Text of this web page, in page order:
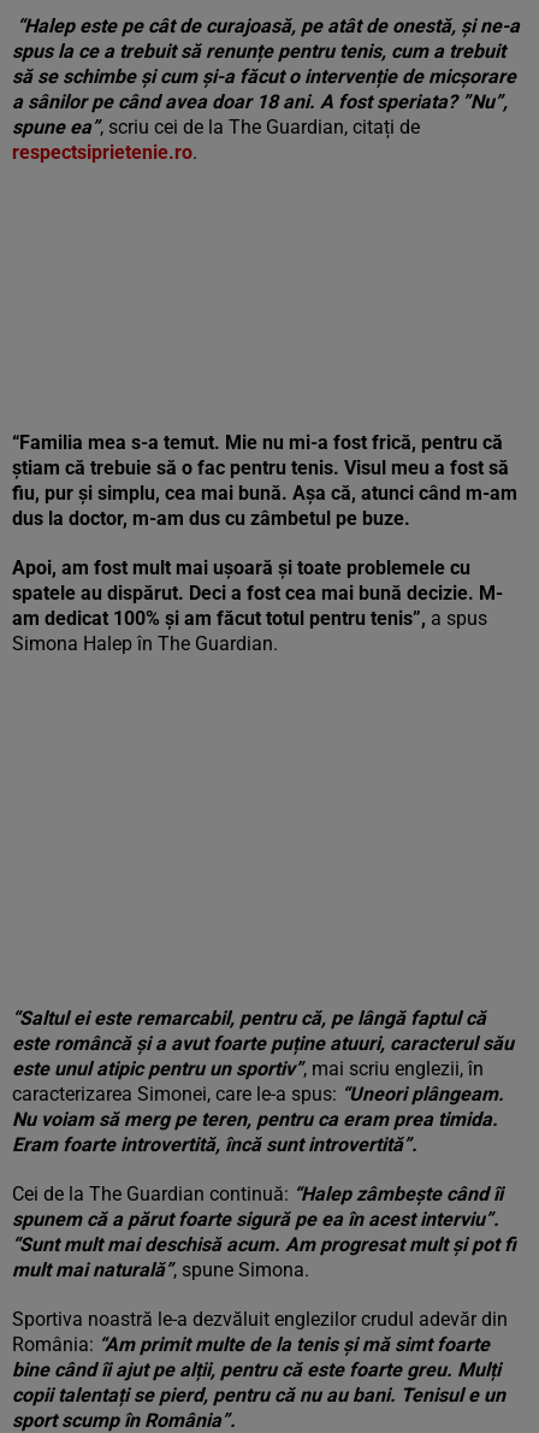
“Halep este pe cât de curajoasă, pe atât de onestă, și ne-a
spus la ce a trebuit să renunțe pentru tenis, cum a trebuit
să se schimbe și cum și-a făcut o intervenție de micșorare
a sânilor pe când avea doar 18 ani. A fost speriata? ”Nu”,
spune ea”, scriu cei de la The Guardian, citați de
respectsiprietenie.ro.
“Familia mea s-a temut. Mie nu mi-a fost frică, pentru că
știam că trebuie să o fac pentru tenis. Visul meu a fost să
fiu, pur și simplu, cea mai bună. Așa că, atunci când m-am
dus la doctor, m-am dus cu zâmbetul pe buze.
Apoi, am fost mult mai ușoară și toate problemele cu
spatele au dispărut. Deci a fost cea mai bună decizie. M-
am dedicat 100% și am făcut totul pentru tenis”, a spus
Simona Halep în The Guardian.
“Saltul ei este remarcabil, pentru că, pe lângă faptul că
este româncă și a avut foarte puține atuuri, caracterul său
este unul atipic pentru un sportiv”, mai scriu englezii, în
caracterizarea Simonei, care le-a spus: “Uneori plângeam.
Nu voiam să merg pe teren, pentru ca eram prea timida.
Eram foarte introvertită, încă sunt introvertită”.
Cei de la The Guardian continuă: “Halep zâmbește când îi
spunem că a părut foarte sigură pe ea în acest interviu”.
“Sunt mult mai deschisă acum. Am progresat mult și pot fi
mult mai naturală”, spune Simona.
Sportiva noastră le-a dezvăluit englezilor crudul adevăr din
România: “Am primit multe de la tenis și mă simt foarte
bine când îi ajut pe alții, pentru că este foarte greu. Mulți
copii talentați se pierd, pentru că nu au bani. Tenisul e un
sport scump în România”.